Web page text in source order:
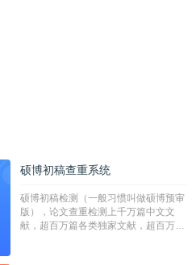
硕博初稿查重系统
硕博初稿检测（一般习惯叫做硕博预审
版），论文查重检测上千万篇中文文
献，超百万篇各类独家文献，超百万港